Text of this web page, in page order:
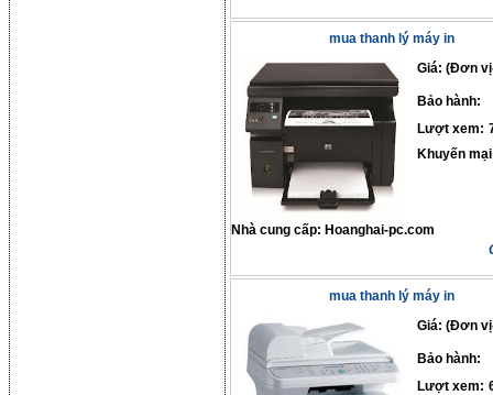
mua thanh lý máy in
Giá: (Đơn
Bảo hành:
Lượt xem:
Khuyến
Nhà cung cấp: Hoanghai-pc.com
mua thanh lý máy in
Giá: (Đơn
Bảo hành:
Lượt xem: